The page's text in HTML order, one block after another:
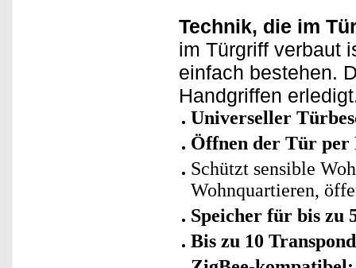
Technik, die im
im Türgriff verbaut
einfach bestehen.
Handgriffen
Universeller
Öffnen der Tür per
Schützt sensible
Wohnquartieren,
Speicher für bis zu
Bis zu 10